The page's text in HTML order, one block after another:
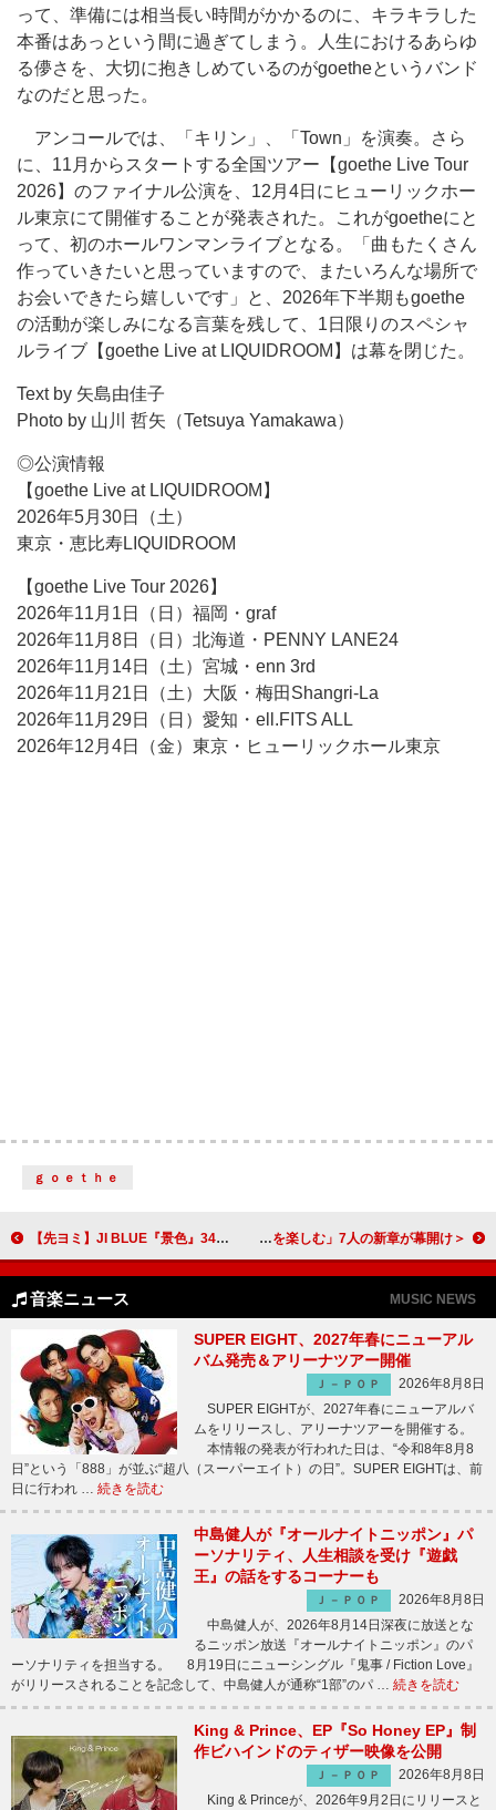
って、準備には相当長い時間がかかるのに、キラキラした
本番はあっという間に過ぎてしまう。人生におけるあらゆ
る儚さを、大切に抱きしめているのがgoetheというバンド
なのだと思った。
アンコールでは、「キリン」、「Town」を演奏。さら
に、11月からスタートする全国ツアー【goethe Live Tour
2026】のファイナル公演を、12月4日にヒューリックホー
ル東京にて開催することが発表された。これがgoetheにと
って、初のホールワンマンライブとなる。「曲もたくさん
作っていきたいと思っていますので、またいろんな場所で
お会いできたら嬉しいです」と、2026年下半期もgoethe
の活動が楽しみになる言葉を残して、1日限りのスペシャ
ルライブ【goethe Live at LIQUIDROOM】は幕を閉じた。
Text by 矢島由佳子
Photo by 山川 哲矢（Tetsuya Yamakawa）
◎公演情報
【goethe Live at LIQUIDROOM】
2026年5月30日（土）
東京・恵比寿LIQUIDROOM
【goethe Live Tour 2026】
2026年11月1日（日）福岡・graf
2026年11月8日（日）北海道・PENNY LANE24
2026年11月14日（土）宮城・enn 3rd
2026年11月21日（土）大阪・梅田Shangri-La
2026年11月29日（日）愛知・ell.FITS ALL
2026年12月4日（金）東京・ヒューリックホール東京
ｇｏｅｔｈｅ
【先ヨミ】JI BLUE『景色』34万枚で現在シングル首位独走中（6/5訂正） ＜レポート＞PSYCHIC FEVER、4年ぶりの2ndアルバム『DIFFERENT』発売に先駆けリスニングパーティを開催──「違いを強みに、変化を楽しむ」7人の新章が幕開け
音楽ニュース MUSIC NEWS
SUPER EIGHT、2027年春にニューアル
バム発売＆アリーナツアー開催
Ｊ－ＰＯＰ
2026年8月8日
SUPER EIGHTが、2027年春にニューアルバ
ムをリリースし、アリーナツアーを開催する。
本情報の発表が行われた日は、“令和8年8月8
日”という「888」が並ぶ“超八（スーパーエイト）の日”。SUPER EIGHTは、前
日に行われ … 続きを読む
中島健人が『オールナイトニッポン』パ
ーソナリティ、人生相談を受け『遊戯
王』の話をするコーナーも
Ｊ－ＰＯＰ
2026年8月8日
中島健人が、2026年8月14日深夜に放送とな
るニッポン放送『オールナイトニッポン』のパ
ーソナリティを担当する。 8月19日にニューシングル『鬼事 / Fiction Love』
がリリースされることを記念して、中島健人が通称“1部”のパ … 続きを読む
King & Prince、EP『So Honey EP』制
作ビハインドのティザー映像を公開
Ｊ－ＰＯＰ
2026年8月8日
King & Princeが、2026年9月2日にリリースと